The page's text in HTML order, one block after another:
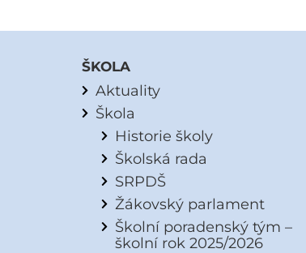
ŠKOLA
Aktuality
Škola
Historie školy
Školská rada
SRPDŠ
Žákovský parlament
Školní poradenský tým –
školní rok 2025/2026